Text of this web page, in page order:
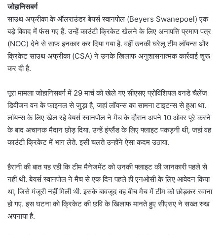
जोहानिसबर्ग
साउथ अफ्रीका के ऑलराउंडर बेयर्स स्वानपोल (Beyers Swanepoel) एक
बड़े विवाद में फंस गए हैं. उन्हें काउंटी क्रिकेट खेलने के लिए अनापत्ति प्रमाण पत्र
(NOC) देने से साफ इनकार कर दिया गया है. वहीं उनकी घरेलू टीम लॉयन्स और
क्रिकेट साउथ अफ्रीका (CSA) ने उनके खिलाफ अनुशासनात्मक कार्रवाई शुरू
कर दी है.
पूरा मामला जोहानिसबर्ग में 29 मार्च को खेले गए सीएसए प्रोविंशियल वनडे चैलेंज
डिवीजन वन के फाइनल से जुड़ा है, जहां लॉयन्स का सामना टाइटन्स से हुआ था.
लॉयन्स के लिए खेल रहे बेयर्स स्वानपोल ने मैच के दौरान अपने 10 ओवर पूरे करने
के बाद अचानक मैदान छोड़ दिया. उन्हें इंग्लैंड के लिए फ्लाइट पकड़नी थी, जहां वह
काउंटी क्रिकेट में भाग लेते. इसी चलते उन्होंने ऐसा कदम उठाया.
हैरानी की बात यह रही कि टीम मैनेजमेंट को उनकी फ्लाइट की जानकारी पहले से
नहीं थी. बेयर्स स्वानपोल ने मैच से एक दिन पहले ही एनओसी के लिए आवेदन किया
था, जिसे मंजूरी नहीं मिली थी. इसके बावजूद वह बीच मैच में टीम को छोड़कर रवाना
हो गए. इस घटना को क्रिकेट की छवि के खिलाफ मानते हुए सीएसए ने सख्त रुख
अपनाया है.